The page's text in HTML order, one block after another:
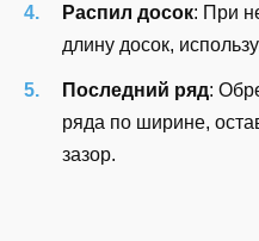
Распил досок: При
длину досок,
Последний ряд:
ряда по ширине,
зазор.